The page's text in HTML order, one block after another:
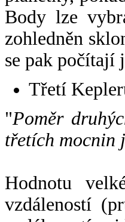
Body lze
zohledněn
se pak počítají
Třetí
"Poměr
třetích mocnin
Hodnotu
vzdáleností